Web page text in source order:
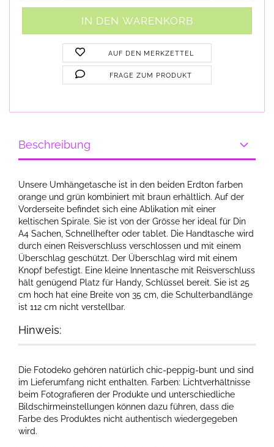
AUF DEN MERKZETTEL
FRAGE ZUM PRODUKT
Beschreibung
Unsere Umhängetasche ist in den beiden Erdton farben
orange und grün kombiniert mit braun erhältlich. Auf der
Vorderseite befindet sich eine Ablikation mit einer
keltischen Spirale. Sie ist von der Grösse her ideal für Din
A4 Sachen, Schnellhefter oder tablet. Die Handtasche wird
durch einen Reisverschluss verschlossen und mit einem
Überschlag geschützt. Der Überschlag wird mit einem
Knopf befestigt. Eine kleine Innentasche mit Reisverschluss
hält genügend Platz für Handy, Schlüssel bereit. Sie ist 25
cm hoch hat eine Breite von 35 cm, die Schulterbandlänge
ist 112 cm nicht verstellbar.
Hinweis:
Die Fotodeko gehören natürlich chic-peppig-bunt und sind
im Lieferumfang nicht enthalten. Farben: Lichtverhältnisse
beim Fotografieren der Produkte und unterschiedliche
Bildschirmeinstellungen können dazu führen, dass die
Farbe des Produktes nicht authentisch wiedergegeben
wird.​